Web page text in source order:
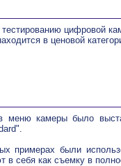
цифровой
в ценовой
меню камеры было
примерах были
себя как съемку в